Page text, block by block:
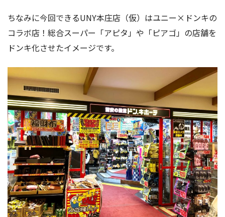
ちなみに今回できるUNY本庄店（仮）はユニー×ドンキの
コラボ店！総合スーパー「アピタ」や「ピアゴ」の店舗を
ドンキ化させたイメージです。